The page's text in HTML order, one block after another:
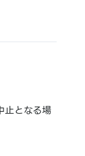
止となる場